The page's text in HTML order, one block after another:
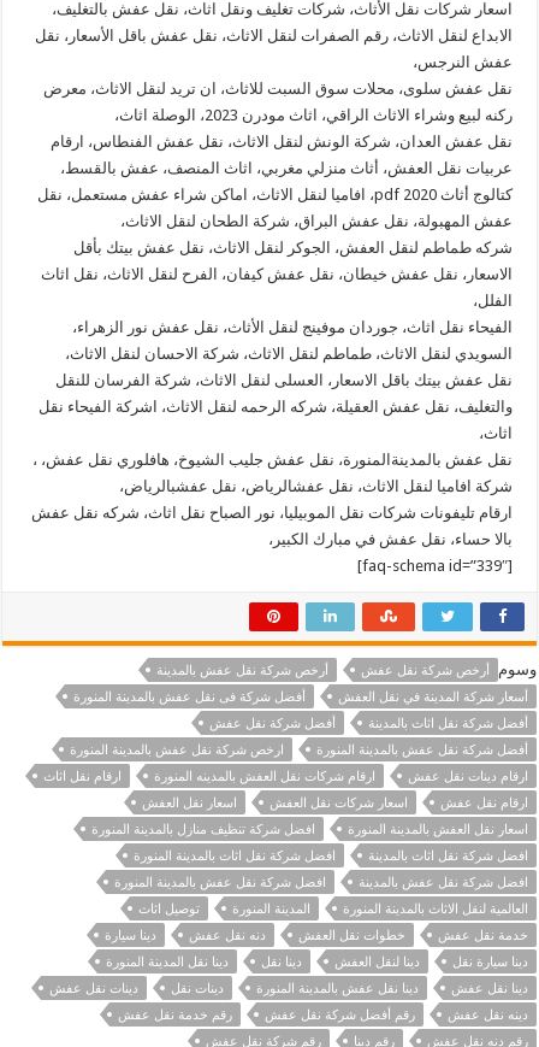
اسعار شركات نقل الأثاث، شركات تغليف ونقل اثاث، نقل عفش بالتغليف،
الابداع لنقل الاثاث، رقم الصفرات لنقل الاثاث، نقل عفش باقل الأسعار، نقل
عفش النرجس،
نقل عفش سلوى، محلات سوق السبت للاثاث، ان تريد لنقل الاثاث، معرض
ركنه لبيع وشراء الاثاث الراقي، اثاث مودرن 2023، الوصلة اثاث،
نقل عفش العدان، شركة الونش لنقل الاثاث، نقل عفش الفنطاس، ارقام
عربيات نقل العفش، أثاث منزلي مغربي، اثاث المنصف، عفش بالقسط،
كتالوج أثاث 2020 pdf، افاميا لنقل الاثاث، اماكن شراء عفش مستعمل، نقل
عفش المهبولة، نقل عفش البراق، شركة الطحان لنقل الاثاث،
شركه طماطم لنقل العفش، الجوكر لنقل الاثاث، نقل عفش بيتك بأقل
الاسعار، نقل عفش خيطان، نقل عفش كيفان، الفرح لنقل الاثاث، نقل اثاث
الفلل،
الفيحاء نقل اثاث، جوردان موفينج لنقل الأثاث، نقل عفش نور الزهراء،
السويدي لنقل الاثاث، طماطم لنقل الاثاث، شركة الاحسان لنقل الاثاث،
نقل عفش بيتك باقل الاسعار، العسلى لنقل الاثاث، شركة الفرسان للنقل
والتغليف، نقل عفش العقيلة، شركه الرحمه لنقل الاثاث، اشركة الفيحاء نقل
اثاث،
نقل عفش بالمدينةالمنورة، نقل عفش جليب الشيوخ، هافلوري نقل عفش، ،
شركة افاميا لنقل الاثاث، نقل عفشالرياض، نقل عفشبالرياض،
ارقام تليفونات شركات نقل الموبيليا، نور الصباح نقل اثاث، شركه نقل عفش
بالا حساء، نقل عفش في مبارك الكبير،
[faq-schema id=”339″]
وسوم أرخص شركة نقل عفش
أرخص شركة نقل عفش بالمدينة
أسعار شركة المدينة في نقل العفش
أفضل شركة فى نقل عفش بالمدينة المنورة
أفضل شركة نقل اثاث بالمدينة
أفضل شركة نقل عفش
أفضل شركة نقل عفش بالمدينة المنورة
ارخص شركة نقل عفش بالمدينة المنورة
ارقام دينات نقل عفش
ارقام شركات نقل العفش بالمدينه المنورة
ارقام نقل اثاث
ارقام نقل عفش
اسعار شركات نقل العفش
اسعار نقل العفش
اسعار نقل العفش بالمدينة المنورة
افضل شركة تنظيف منازل بالمدينة المنورة
افضل شركة نقل اثاث بالمدينة
افضل شركة نقل اثاث بالمدينة المنورة
افضل شركة نقل عفش بالمدينة
افضل شركة نقل عفش بالمدينة المنورة
العالمية لنقل الاثاث بالمدينة المنورة
المدينة المنورة
توصيل اثاث
خدمة نقل عفش
خطوات نقل العفش دنه نقل عفش
دينا سيارة
دينا سيارة نقل
دينا لنقل العفش دينا نقل
دينا نقل المدينة المنورة
دينا نقل عفش
دينا نقل عفش بالمدينة المنورة دينات نقل
دينات نقل عفش
دينه نقل عفش
رقم أفضل شركة نقل عفش
رقم خدمة نقل عفش
رقم دنه نقل عفش
رقم دينا رقم شركة نقل عفش